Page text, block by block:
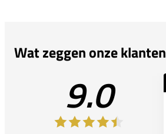
Wat zeggen onze klanten
9.0